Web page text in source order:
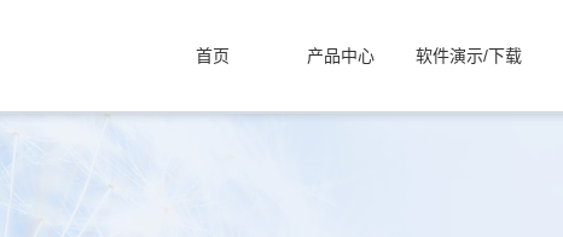
首页 产品中心 软件演示/下载